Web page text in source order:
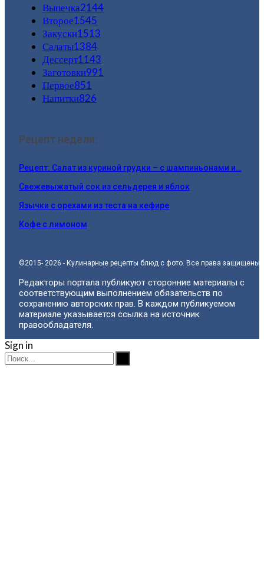
Выпечка2144
Второе1545
Закуски1513
Салаты1384
Дессерт1143
Заготовки991
Первое851
Напитки826
Рецепт недели:
Рецепт: Салат из куриной грудки – с шампиньонами и…
Свежевыжатый сок из сельдерея и яблок
Язычки с орехами из теста на кефире
Кофе с лимоном
©2015- 2026 - Кулинарные рецепты блюд с фото. Все права защищены.
Редакторы портала публикуют сторонние материалы с
соответствующим выполнением обязательств по
сохранению авторских прав. В каждом публикуемом
материале указывается ссылка на источник
правообладателя.
Sign in